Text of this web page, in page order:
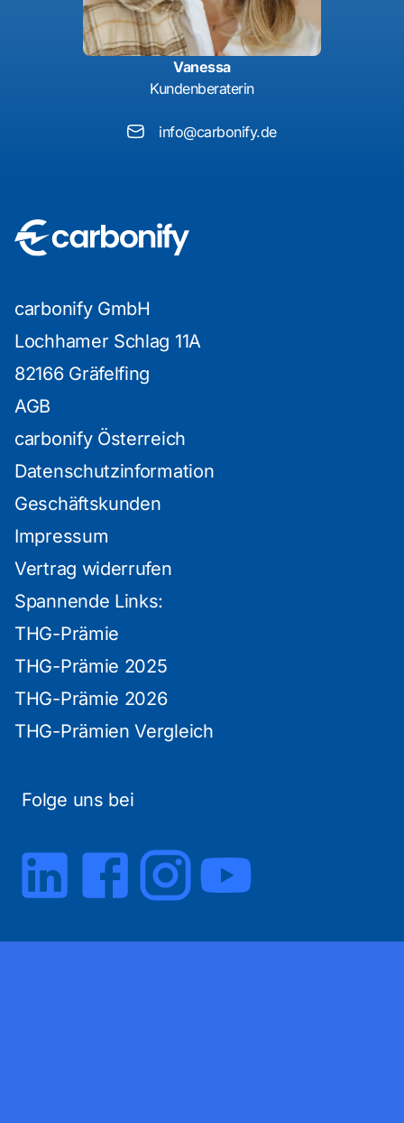
Vanessa
Kundenberaterin
info@carbonify.de
carbonify GmbH
Lochhamer Schlag 11A
82166 Gräfelfing
AGB
carbonify Österreich
Datenschutzinformation
Geschäftskunden
Impressum
Vertrag widerrufen
Spannende Links:
THG-Prämie
THG-Prämie 2025
THG-Prämie 2026
THG-Prämien Vergleich
Folge uns bei